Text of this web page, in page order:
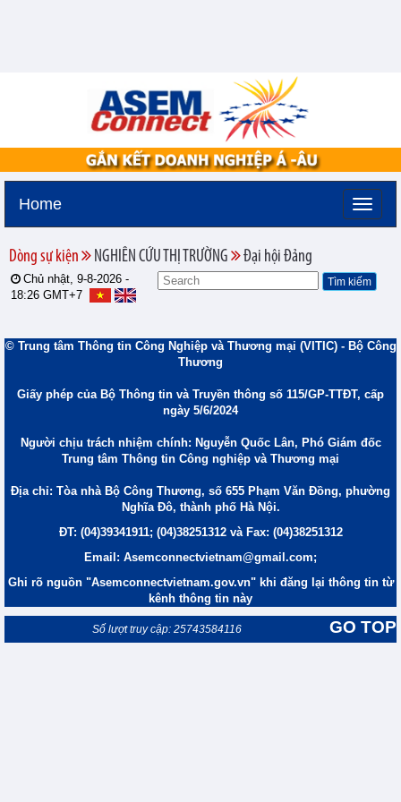
Home
Dòng sự kiện NGHIÊN CỨU THỊ TRƯỜNG Đại hội Đảng
Chủ nhật, 9-8-2026 -
18:26 GMT+7
© Trung tâm Thông tin Công Nghiệp và Thương mại (VITIC) - Bộ Công
Thương
Giấy phép của Bộ Thông tin và Truyền thông số 115/GP-TTĐT, cấp
ngày 5/6/2024
Người chịu trách nhiệm chính: Nguyễn Quốc Lân, Phó Giám đốc
Trung tâm Thông tin Công nghiệp và Thương mại
Địa chỉ: Tòa nhà Bộ Công Thương, số 655 Phạm Văn Đồng, phường
Nghĩa Đô, thành phố Hà Nội.
ĐT: (04)39341911; (04)38251312 và Fax: (04)38251312
Email: Asemconnectvietnam@gmail.com;
Ghi rõ nguồn "Asemconnectvietnam.gov.vn" khi đăng lại thông tin từ
kênh thông tin này
GO TOP
Số lượt truy cập: 25743584116